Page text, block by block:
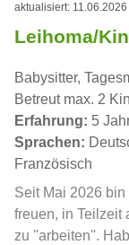
aktualisiert: 11.06.2026
Leihoma/
Babysitter,
Betreut max. 2
Erfahrung: 5
Sprachen:
Französisch
Seit Mai 2026
freuen, in Teilzeit
zu ''arbeiten''.